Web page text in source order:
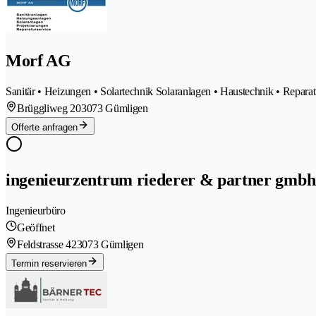
Morf AG
Sanitär • Heizungen • Solartechnik Solaranlagen • Haustechnik •
Brüggliweg 203073 Gümligen
Offerte anfragen
ingenieurzentrum riederer & partner gmbh
Ingenieurbüro
Geöffnet
Feldstrasse 423073 Gümligen
Termin reservieren